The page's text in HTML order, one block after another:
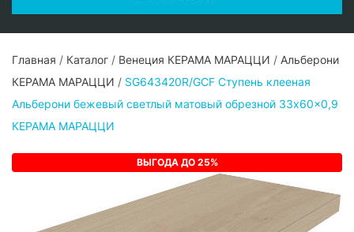
Главная / Каталог / Венеция КЕРАМА МАРАЦЦИ / Альберони
КЕРАМА МАРАЦЦИ / SG643420R/GCF Ступень клееная
Альберони бежевый светлый матовый обрезной 33x60x0,9
КЕРАМА МАРАЦЦИ
ВЫГОДА ДО 25%